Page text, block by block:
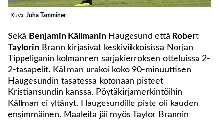
Kuva: Juha Tamminen
Sekä Benjamin Källmanin Haugesund että Robert
Taylorin Brann kirjasivat keskiviikkoisissa Norjan
Tippeliganin kolmannen sarjakierroksen otteluissa 2-
2-tasapelit. Källman urakoi koko 90-minuuttisen
Haugesundin tasatessa kotonaan pisteet
Kristiansundin kanssa. Pöytäkirjamerkintöihin
Källman ei yltänyt. Haugesundille piste oli kauden
ensimmäinen. Maaleita jäi myös Taylor Brannin